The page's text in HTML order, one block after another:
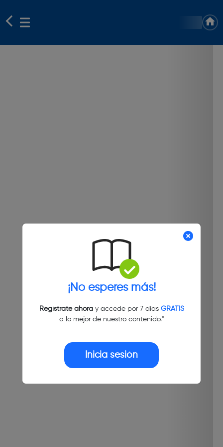
¡No esperes más!
Regístrate ahoray accede por 7 días GRATIS
a lo mejor de nuestro contenido."
Inicia sesión